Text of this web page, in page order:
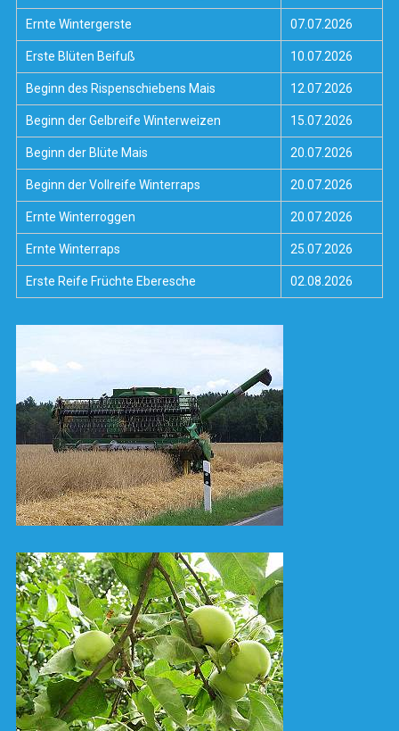
Ernte Wintergerste 07.07.2026
Erste Blüten Beifuß 10.07.2026
Beginn des Rispenschiebens Mais 12.07.2026
Beginn der Gelbreife Winterweizen 15.07.2026
Beginn der Blüte Mais 20.07.2026
Beginn der Vollreife Winterraps 20.07.2026
Ernte Winterroggen 20.07.2026
Ernte Winterraps 25.07.2026
Erste Reife Früchte Eberesche 02.08.2026